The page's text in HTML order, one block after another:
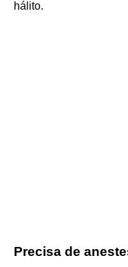
hálito.
Precisa de